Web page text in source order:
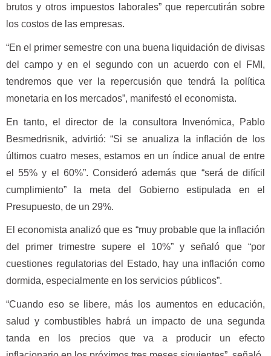
brutos y otros impuestos laborales” que repercutirán sobre
los costos de las empresas.
“En el primer semestre con una buena liquidación de divisas
del campo y en el segundo con un acuerdo con el FMI,
tendremos que ver la repercusión que tendrá la política
monetaria en los mercados”, manifestó el economista.
En tanto, el director de la consultora Invenómica, Pablo
Besmedrisnik, advirtió: “Si se anualiza la inflación de los
últimos cuatro meses, estamos en un índice anual de entre
el 55% y el 60%”. Consideró además que “será de difícil
cumplimiento” la meta del Gobierno estipulada en el
Presupuesto, de un 29%.
El economista analizó que es “muy probable que la inflación
del primer trimestre supere el 10%” y señaló que “por
cuestiones regulatorias del Estado, hay una inflación como
dormida, especialmente en los servicios públicos”.
“Cuando eso se libere, más los aumentos en educación,
salud y combustibles habrá un impacto de una segunda
tanda en los precios que va a producir un efecto